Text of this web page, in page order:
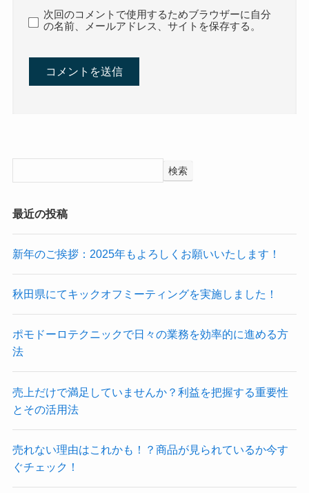
次回のコメントで使用するためブラウザーに自分
の名前、メールアドレス、サイトを保存する。
検索
最近の投稿
新年のご挨拶：2025年もよろしくお願いいたします！
秋田県にてキックオフミーティングを実施しました！
ポモドーロテクニックで日々の業務を効率的に進める方
法
売上だけで満足していませんか？利益を把握する重要性
とその活用法
売れない理由はこれかも！？商品が見られているか今す
ぐチェック！